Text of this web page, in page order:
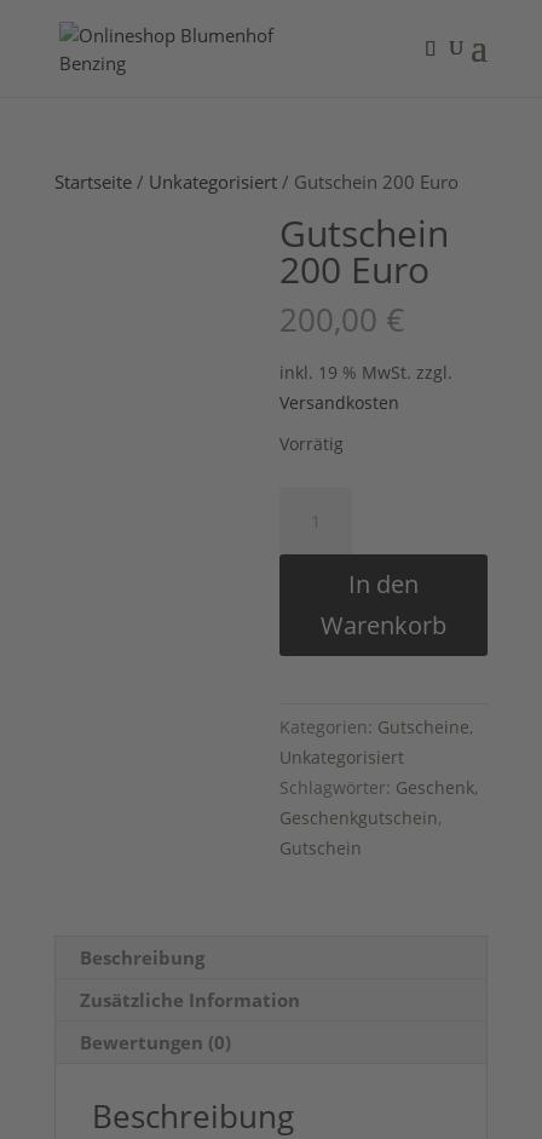
Startseite/ Unkategorisiert/ Gutschein 200 Euro
Gutschein
200 Euro
200,00 €
inkl. 19 % MwSt. zzgl.
Versandkosten
Vorrätig
Euro
In den
Warenkorb
Kategorien: Gutscheine,
Unkategorisiert
Schlagwörter: Geschenk,
Geschenkgutschein,
Gutschein
Beschreibung
Zusätzliche Information
Bewertungen (0)
Beschreibung